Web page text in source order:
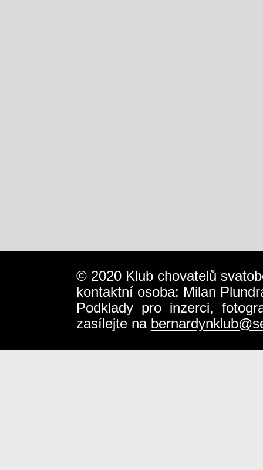
© 2020 Klub chovatelů
kontaktní osoba: Milan
Podklady pro inzerci,
zasílejte na